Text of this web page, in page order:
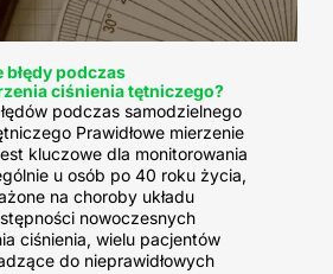
błędy podczas
ciśnienia tętniczego?
podczas samodzielnego
Prawidłowe mierzenie
kluczowe dla monitorowania
u osób po 40 roku życia,
na choroby układu
nowoczesnych
ciśnienia, wielu pacjentów
do nieprawidłowych